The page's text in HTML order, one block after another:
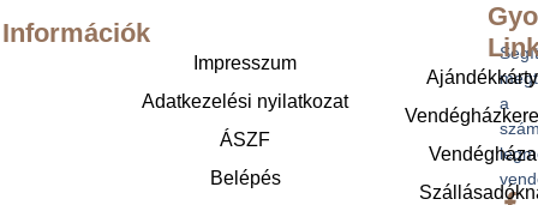
a
Információk
Impresszum
Adatkezelési nyilatkozat
ÁSZF
Belépés